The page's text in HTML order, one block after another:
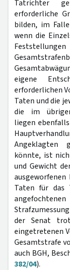
Tatrichter
erforderliche
bilden, im
wenn die
eigene
erforderlichen
Taten und die
die im
liegen
Angeklagten
könnte, ist
und Gewicht
Taten für das
der Senat
eingetretenen
Gesamtstrafe
auch BGH,
382/04).